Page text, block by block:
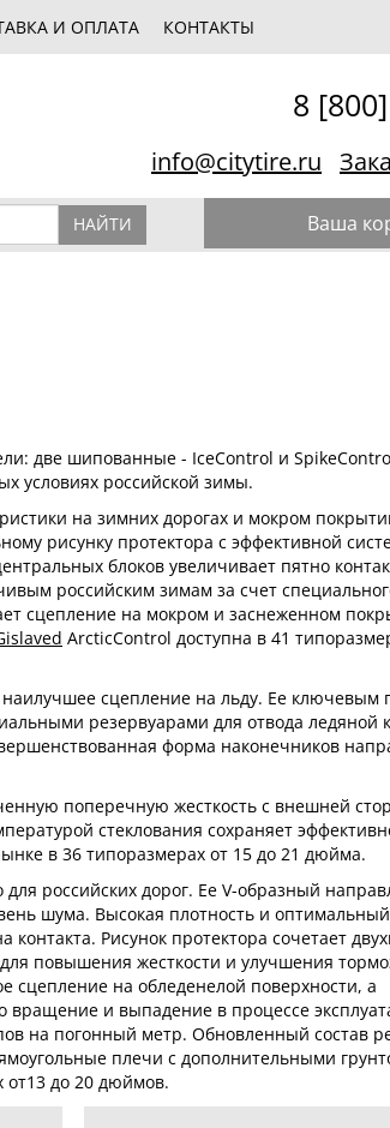
И ОПЛАТА КОНТАКТЫ
8
info@citytire.ru
НАЙТИ Ваша
две шипованные - IceControl и
условиях российской зимы.
на зимних дорогах и мокром
рисунку протектора с эффективной
блоков увеличивает пятно
российским зимам за счет
сцепление на мокром и заснеженном
ArcticControl доступна в 41
сцепление на льду. Ее
резервуарами для отвода
форма наконечников
поперечную жесткость с внешней
стеклования сохраняет
в 36 типоразмерах от 15 до 21 дюйма.
российских дорог. Ее V-образный
шума. Высокая плотность и оптимальный
Рисунок протектора сочетает
повышения жесткости и улучшения
сцепление на обледенелой поверхности, а
и выпадение в процессе
на погонный метр. Обновленный состав
плечи с дополнительными
от13 до 20 дюймов.